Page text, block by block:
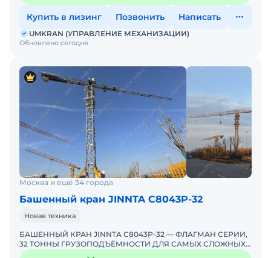
Купить в лизинг Позвонить Написать
Обновлено сегодня
UMKRAN (УПРАВЛЕНИЕ МЕХАНИЗАЦИИ)
Москва и ещё 34 города
Башенный кран JINNTA С8043Р-32
Новая техника
БАШЕННЫЙ КРАН JINNTA С8043Р-32 — ФЛАГМАН СЕРИИ,
32 ТОННЫ ГРУЗОПОДЪЁМНОСТИ ДЛЯ САМЫХ СЛОЖНЫХ
ОБЪЕКТОВ! ЭКСКЛЮЗИВНО ОТ UMKRANUMKRAN —